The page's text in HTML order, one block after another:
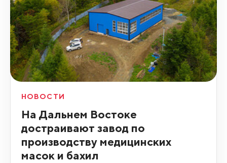
НОВОСТИ
На Дальнем Востоке
достраивают завод по
производству медицинских
масок и бахил